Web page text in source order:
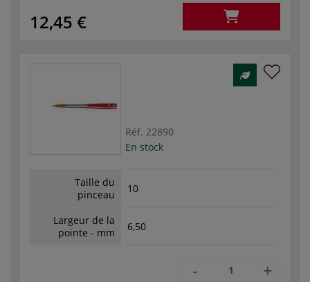
12,45 €
Réf. 22890
En stock
Taille du
pinceau
10
Largeur de la
pointe - mm
6,50
- +